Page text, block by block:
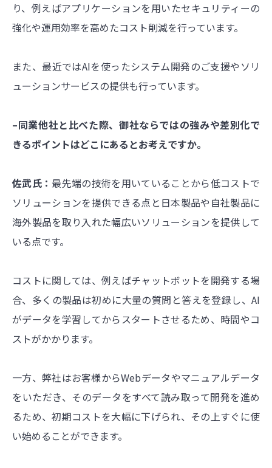
り、例えばアプリケーションを用いたセキュリティーの
強化や運用効率を高めたコスト削減を行っています。
また、最近ではAIを使ったシステム開発のご支援やソリ
ューションサービスの提供も行っています。
–同業他社と比べた際、御社ならではの強みや差別化で
きるポイントはどこにあるとお考えですか。
佐武氏： 最先端の技術を用いていることから低コストで
ソリューションを提供できる点と日本製品や自社製品に
海外製品を取り入れた幅広いソリューションを提供して
いる点です。
コストに関しては、例えばチャットボットを開発する場
合、多くの製品は初めに大量の質問と答えを登録し、AI
がデータを学習してからスタートさせるため、時間やコ
ストがかかります。
一方、弊社はお客様からWebデータやマニュアルデータ
をいただき、そのデータをすべて読み取って開発を進め
るため、初期コストを大幅に下げられ、その上すぐに使
い始めることができます。